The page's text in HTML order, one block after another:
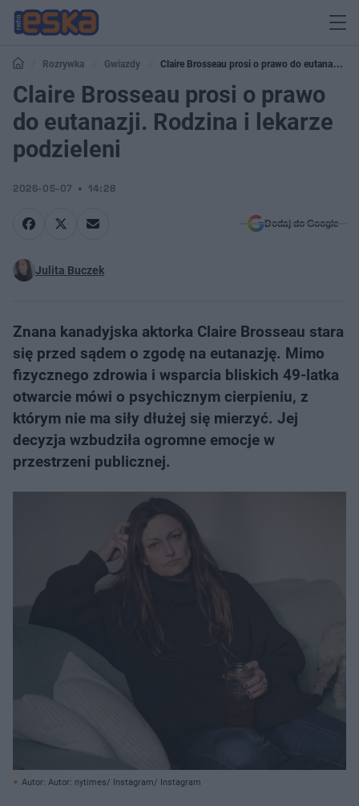
Rozrywka Gwiazdy
Claire Brosseau prosi o prawo do eutanazji.
Rodzina i lekarze podzieleni
Claire Brosseau prosi o prawo
do eutanazji. Rodzina i lekarze
podzieleni
2026-05-07 14:28
Dodaj do Google
Julita Buczek
Znana kanadyjska aktorka Claire Brosseau stara
się przed sądem o zgodę na eutanazję. Mimo
fizycznego zdrowia i wsparcia bliskich 49-latka
otwarcie mówi o psychicznym cierpieniu, z
którym nie ma siły dłużej się mierzyć. Jej
decyzja wzbudziła ogromne emocje w
przestrzeni publicznej.
Autor: Autor: nytimes/ Instagram/ Instagram